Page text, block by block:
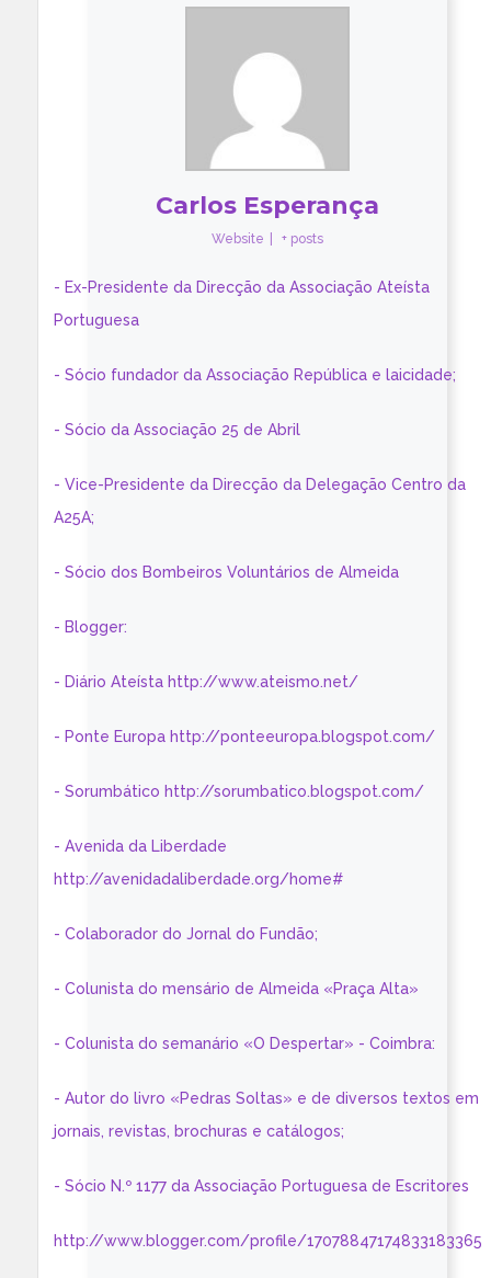
Carlos Esperança
Website + posts
- Ex-Presidente da Direcção da Associação Ateísta
Portuguesa
- Sócio fundador da Associação República e laicidade;
- Sócio da Associação 25 de Abril
- Vice-Presidente da Direcção da Delegação Centro da
A25A;
- Sócio dos Bombeiros Voluntários de Almeida
- Blogger:
- Diário Ateísta http://www.ateismo.net/
- Ponte Europa http://ponteeuropa.blogspot.com/
- Sorumbático http://sorumbatico.blogspot.com/
- Avenida da Liberdade
http://avenidadaliberdade.org/home#
- Colaborador do Jornal do Fundão;
- Colunista do mensário de Almeida «Praça Alta»
- Colunista do semanário «O Despertar» - Coimbra:
- Autor do livro «Pedras Soltas» e de diversos textos em
jornais, revistas, brochuras e catálogos;
- Sócio N.º 1177 da Associação Portuguesa de Escritores
http://www.blogger.com/profile/17078847174833183365